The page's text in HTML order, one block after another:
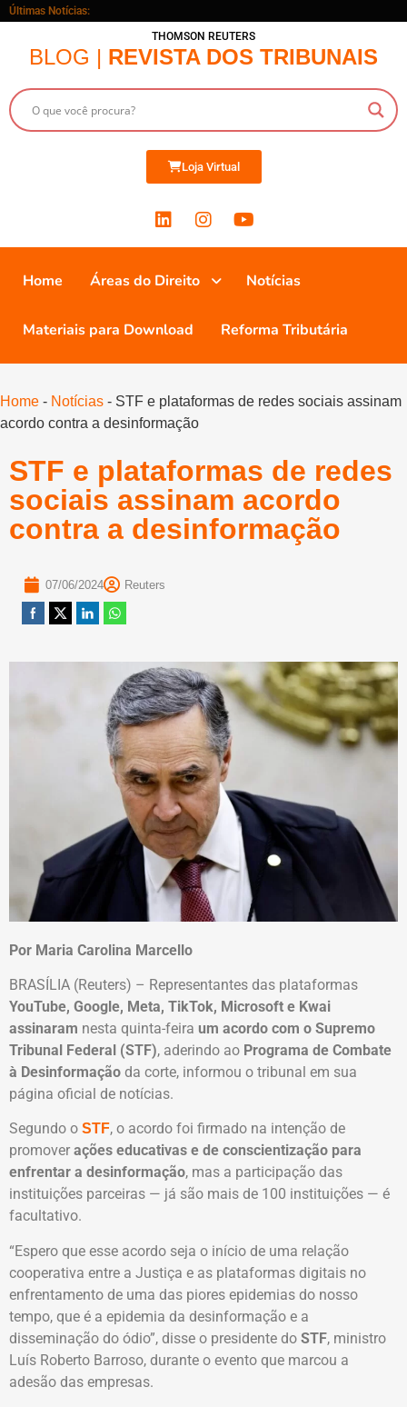
Últimas Notícias:
THOMSON REUTERS
BLOG | REVISTA DOS TRIBUNAIS
Loja Virtual
Home Áreas do Direito Notícias
Materiais para Download Reforma Tributária
Home - Notícias - STF e plataformas de redes sociais assinam
acordo contra a desinformação
STF e plataformas de redes
sociais assinam acordo
contra a desinformação
07/06/2024 Reuters
Por Maria Carolina Marcello
BRASÍLIA (Reuters) – Representantes das plataformas
YouTube, Google, Meta, TikTok, Microsoft e Kwai
assinaram nesta quinta-feira um acordo com o Supremo
Tribunal Federal (STF), aderindo ao Programa de Combate
à Desinformação da corte, informou o tribunal em sua
página oficial de notícias.
Segundo o STF, o acordo foi firmado na intenção de
promover ações educativas e de conscientização para
enfrentar a desinformação, mas a participação das
instituições parceiras — já são mais de 100 instituições — é
facultativo.
“Espero que esse acordo seja o início de uma relação
cooperativa entre a Justiça e as plataformas digitais no
enfrentamento de uma das piores epidemias do nosso
tempo, que é a epidemia da desinformação e a
disseminação do ódio”, disse o presidente do STF, ministro
Luís Roberto Barroso, durante o evento que marcou a
adesão das empresas.